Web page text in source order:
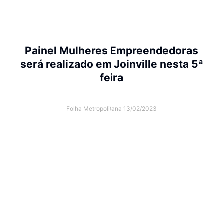
Painel Mulheres Empreendedoras
será realizado em Joinville nesta 5ª
feira
Folha Metropolitana 13/02/2023